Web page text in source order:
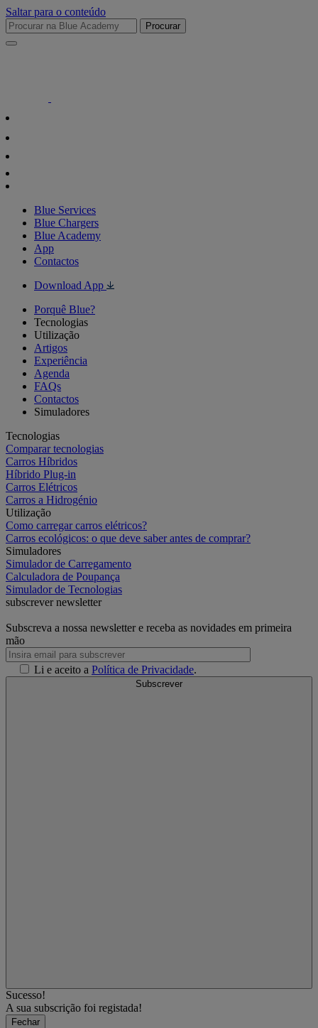
Saltar para o conteúdo
Procurar
Blue Services
Blue Chargers
Blue Academy
App
Contactos
Download App
Porquê Blue?
Tecnologias
Utilização
Artigos
Experiência
Agenda
FAQs
Contactos
Simuladores
Tecnologias
Comparar tecnologias
Carros Híbridos
Híbrido Plug-in
Carros Elétricos
Carros a Hidrogénio
Utilização
Como carregar carros elétricos?
Carros ecológicos: o que deve saber antes de comprar?
Simuladores
Simulador de Carregamento
Calculadora de Poupança
Simulador de Tecnologias
subscrever newsletter
Subscreva a nossa newsletter e receba as novidades em primeira
mão
Li e aceito a Política de Privacidade.
Subscrever
Sucesso!
A sua subscrição foi registada!
Fechar